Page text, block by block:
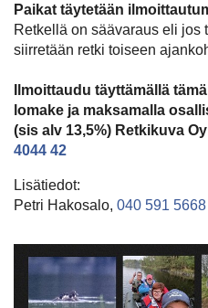
Paikat täytetään
Retkellä on säävaraus eli jos
siirretään retki toiseen
Ilmoittaudu täyttämällä
lomake ja maksamalla
(sis alv 13,5%) Retkikuva
4044 42
Lisätiedot:
Petri Hakosalo, 040 591 5668